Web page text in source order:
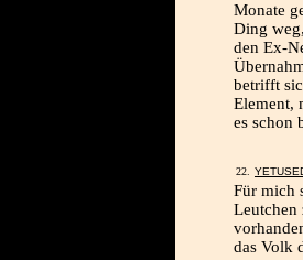
Monate
Ding
den Ex-
betrifft
Element,
es schon
Für mich
Leutchen
das Volk